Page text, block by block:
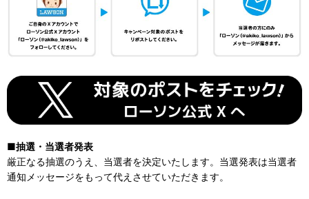
■抽選・当選者発表
厳正なる抽選のうえ、当選者を決定いたします。当選発表は当選者
通知メッセージをもって代えさせていただきます。